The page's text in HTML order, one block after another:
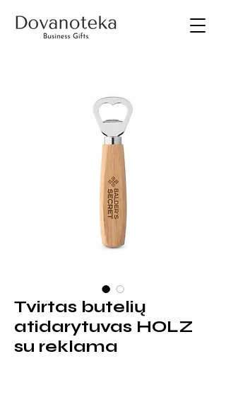
Tvirtas butelių
atidarytuvas HOLZ
su reklama